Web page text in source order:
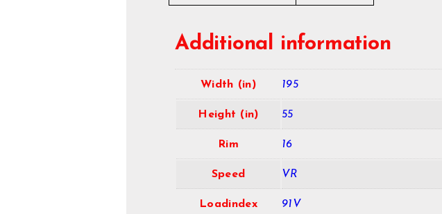
Additional information
Width (in) 195
Height (in) 55
Rim 16
Speed VR
Loadindex 91V